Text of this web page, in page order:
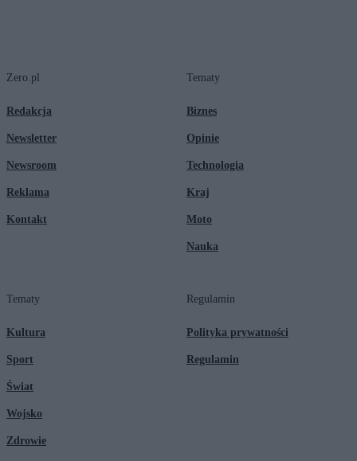
Zero.pl
Redakcja
Newsletter
Newsroom
Reklama
Kontakt
Tematy
Biznes
Opinie
Technologia
Kraj
Moto
Nauka
Tematy
Kultura
Sport
Świat
Wojsko
Zdrowie
Regulamin
Polityka prywatności
Regulamin